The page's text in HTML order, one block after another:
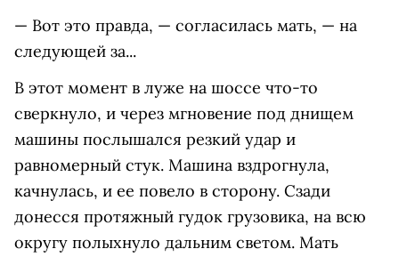
— Вот это правда, — согласилась мать, — на
следующей за...
В этот момент в луже на шоссе что-то
сверкнуло, и через мгновение под днищем
машины послышался резкий удар и
равномерный стук. Машина вздрогнула,
качнулась, и ее повело в сторону. Сзади
донесся протяжный гудок грузовика, на всю
округу полыхнуло дальним светом. Мать